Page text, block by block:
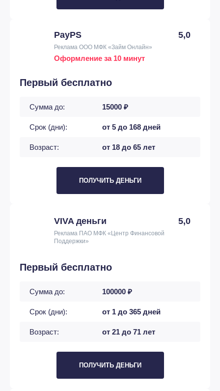
PayPS 5,0
Реклама ООО МФК «Займ Онлайн»
Оформление за 10 минут
Первый бесплатно
Сумма до: 15000 ₽
Срок (дни): от 5 до 168 дней
Возраст: от 18 до 65 лет
ПОЛУЧИТЬ ДЕНЬГИ
VIVA деньги 5,0
Реклама ПАО МФК «Центр Финансовой
Поддержки»
Первый бесплатно
Сумма до: 100000 ₽
Срок (дни): от 1 до 365 дней
Возраст: от 21 до 71 лет
ПОЛУЧИТЬ ДЕНЬГИ